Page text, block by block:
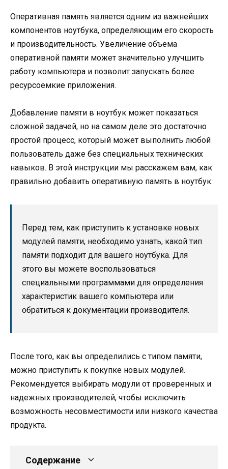
Оперативная память является одним из важнейших
компонентов ноутбука, определяющим его скорость
и производительность. Увеличение объема
оперативной памяти может значительно улучшить
работу компьютера и позволит запускать более
ресурсоемкие приложения.
Добавление памяти в ноутбук может показаться
сложной задачей, но на самом деле это достаточно
простой процесс, который может выполнить любой
пользователь даже без специальных технических
навыков. В этой инструкции мы расскажем вам, как
правильно добавить оперативную память в ноутбук.
Перед тем, как приступить к установке новых
модулей памяти, необходимо узнать, какой тип
памяти подходит для вашего ноутбука. Для
этого вы можете воспользоваться
специальными программами для определения
характеристик вашего компьютера или
обратиться к документации производителя.
После того, как вы определились с типом памяти,
можно приступить к покупке новых модулей.
Рекомендуется выбирать модули от проверенных и
надежных производителей, чтобы исключить
возможность несовместимости или низкого качества
продукта.
Содержание